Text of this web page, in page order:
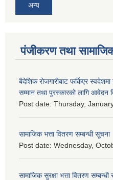
अन्य
पंजीकरण तथा
बैदेशिक रोजगारीबाट फर्किएर स्वदेशमा
सम्मान तथा पुरस्कारको लागि आवेदन
Post date: Thursday,
सामाजिक भत्ता वितरण सम्बन्धी सूचना
Post date: Wednesday,
सामाजिक सुरक्षा भत्ता वितरण